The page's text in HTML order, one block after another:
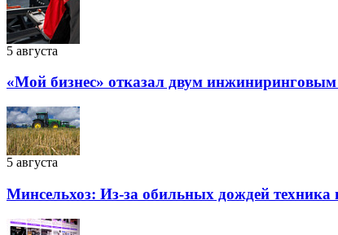
5 августа
«Мой бизнес» отказал двум инжиниринговым
5 августа
Минсельхоз: Из-за обильных дождей